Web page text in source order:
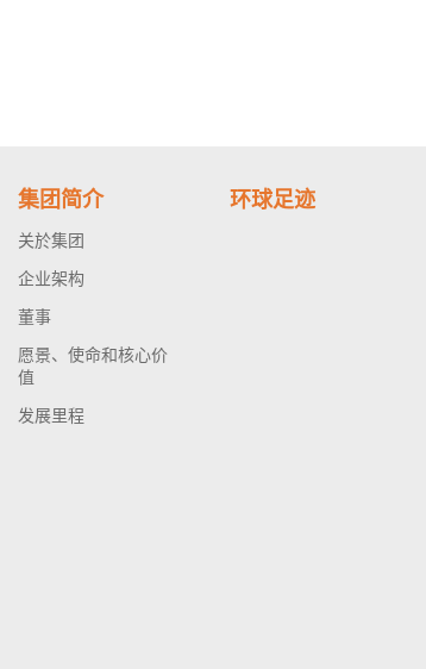
集团简介
关於集团
企业架构
董事
愿景、使命和核心价
值
发展里程
环球足迹